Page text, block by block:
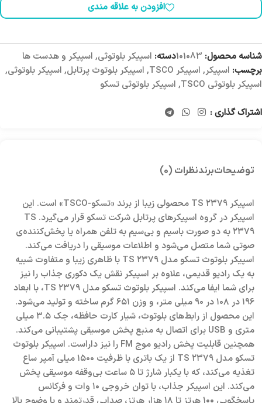
افزودن به علاقه مندی
شناسه محصول: 101083دسته: اسپیکر بلوتوثی, اسپیکر و هدست ها
برچسب: اسپیکر, اسپیکر TSCO , اسپیکر بلوتوث پرتابل, اسپیکر بلوتوثی,
اسپیکر بلوتوثی TSCO
, اسپیکر بلوتوثی تسکو
اشتراک گذاری :
توضیحاتبرندنظرات (0)
اسپیکر TS ۲۳۷۹ محصولی زیبا از برند «تسکو-TSCO» است. این
اسپیکر در گروه اسپیکرهای پرتابل شرکت تسکو قرار می‌گیرد. TS
۲۳۷۹ به دو صورت باسیم و بی‌سیم به تلفن همراه یا پخش‌کننده‌ی
صوتی شما متصل می‌شود و اطلاعات موسیقی را دریافت می‌کند.
اسپیکر بلوتوث تسکو مدل TS ۲۳۷۹ با ظاهری زیبا و متفاوت شبیه
به یک رادیو قدیمی، علاوه بر اسپیکر نقش یک دکوری جذاب را نیز
برای شما ایفا می‌کند. اسپیکر بلوتوث تسکو مدل TS ۲۳۷۹، با ابعاد
۱۹۶ در ۱۰۸ در ۹۰ میلی متر، و وزن ۶۵۱ گرم ساخته و تولید می‌شود.
این محصول از رابط‌های بلوتوث، شیار کارت حافظه، جک ۳.۵ میلی
متری و USB برای اتصال به منبع پخش موسیقی پشتیبانی می‌کند.
همچنین قابلیت پخش رادیو موج FM را نیز داراست. اسپیکر بلوتوث
تسکو مدل TS ۲۳۷۹ از یک باتری با ظرفیت ۱۵۰۰ میلی آمپر ساع
تغذیه می‌کند، که با یکبار شارژ تا ۵ ساعت بی‌وقفه موسیقی پخش
می‌کند. این اسپیکر جذاب، با توان خروجی ۱۰ وات و فرکانس